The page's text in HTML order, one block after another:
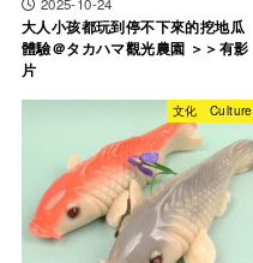
大人小孩都玩到停不下來的挖地瓜
體驗＠タカハマ觀光農園 ＞＞有影
片
文化 Culture